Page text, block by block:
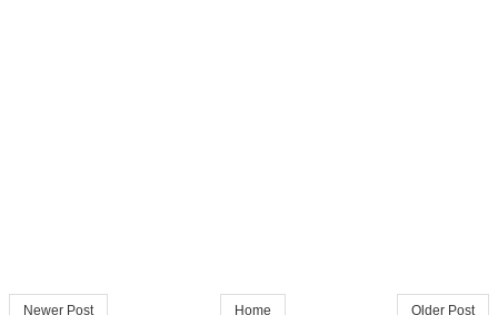
Newer Post Older Post
Home